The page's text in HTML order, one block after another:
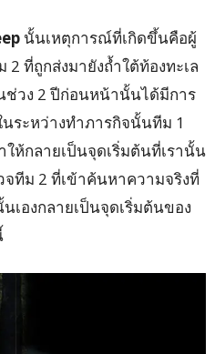
นั้นเหตุการณ์ที่เกิดขึ้นคือผู้
ที่ถูกส่งมายังถ้ำใต้ท้องทะเล
ช่วง 2 ปีก่อนหน้านั้นได้มีการ
ระหว่างทำภารกิจนั้นทีม 1
ห้กลายเป็นจุดเริ่มต้นที่เรานั้น
ทีม 2 ที่เข้าค้นหาความจริงที่
เองกลายเป็นจุดเริ่มต้นของ